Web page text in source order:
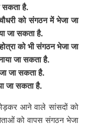
सकता है.
को संगठन में भेजा जा
जा सकता है.
को भी संगठन भेजा जा
जा सकता है.
जा सकता है.
जा सकता है.
आने वाले सांसदों को
को वापस संगठन भेजा